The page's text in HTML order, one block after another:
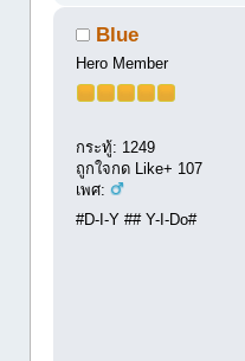
Blue
Hero Member
กระทู้: 1249
ถูกใจกด Like+ 107
เพศ:
#D-I-Y ## Y-I-Do#